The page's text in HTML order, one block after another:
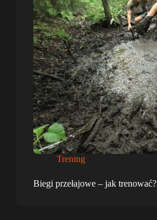
Trening
Biegi przełajowe – jak trenować?